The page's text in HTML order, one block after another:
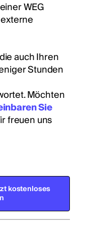
WEG
auch Ihren
Stunden
Möchten
Sie
freuen uns
kostenloses